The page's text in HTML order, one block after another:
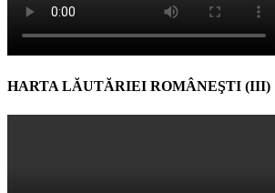
HARTA LĂUTĂRIEI ROMÂNEŞTI (III)